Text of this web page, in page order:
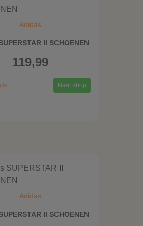
Adidas
II SCHOENEN
119,99
Naar shop
Adidas
II SCHOENEN